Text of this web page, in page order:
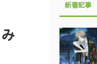
新着記事